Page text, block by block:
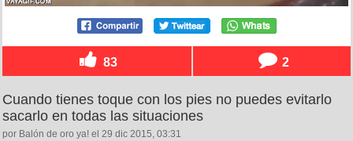
83 2
Cuando tienes toque con los pies no puedes evitarlo
sacarlo en todas las situaciones
por Balón de oro ya! el 29 dic 2015, 03:31